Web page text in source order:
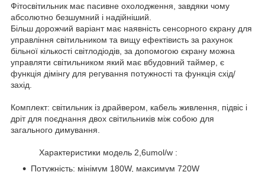
Фітосвітильник має пасивне охолодження, завдяки чому
абсолютно безшумний і надійніший.
Більш дорожчий варіант має наявність сенсорного єкрану для
управління світильником та вищу ефектівисть за рахунок
більної кількості світлодіодів, за допомогою єкрану можна
управляти світильником який має вбудовний таймер, є
функція дімінгу для регування потужності та функція схід/
захід.
Комплект: світильник із драйвером, кабель живлення, підвіс і
дріт для поєднання двох світильників між собою для
загального димування.
Характеристики модель 2,6umol/w :
Потужність: мінімум 180W, максимум 720W